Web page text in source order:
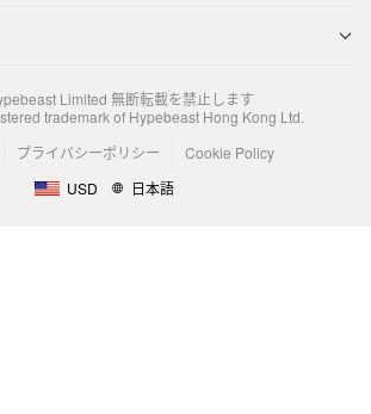
Limited 無断転載を禁止します
trademark of Hypebeast Hong Kong Ltd.
プライバシーポリシー
Cookie Policy
USD
日本語